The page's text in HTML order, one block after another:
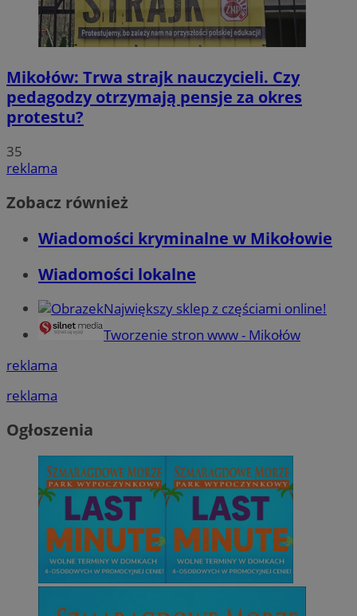
Mikołów: Trwa strajk nauczycieli. Czy
pedagodzy otrzymają pensje za okres
protestu?
35
reklama
Zobacz również
Wiadomości kryminalne w Mikołowie
Wiadomości lokalne
Największy sklep z częściami online!
Tworzenie stron www - Mikołów
reklama
reklama
Ogłoszenia